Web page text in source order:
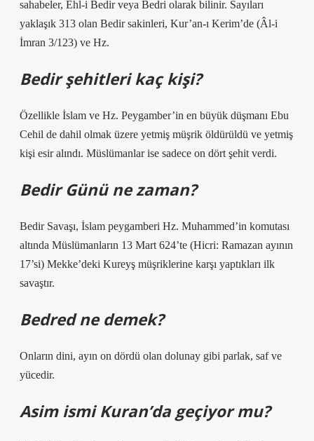
sahabeler, Ehl-i Bedir veya Bedri olarak bilinir. Sayıları
yaklaşık 313 olan Bedir sakinleri, Kur’an-ı Kerim’de (Âl-i
İmran 3/123) ve Hz.
Bedir şehitleri kaç kişi?
Özellikle İslam ve Hz. Peygamber’in en büyük düşmanı Ebu
Cehil de dahil olmak üzere yetmiş müşrik öldürüldü ve yetmiş
kişi esir alındı. Müslümanlar ise sadece on dört şehit verdi.
Bedir Günü ne zaman?
Bedir Savaşı, İslam peygamberi Hz. Muhammed’in komutası
altında Müslümanların 13 Mart 624’te (Hicri: Ramazan ayının
17’si) Mekke’deki Kureyş müşriklerine karşı yaptıkları ilk
savaştır.
Bedred ne demek?
Onların dini, ayın on dördü olan dolunay gibi parlak, saf ve
yücedir.
Asim ismi Kuran’da geçiyor mu?